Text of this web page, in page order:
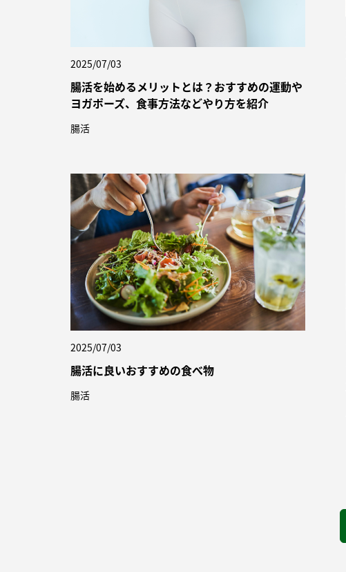
2025/07/03
腸活を始めるメリットとは？おすすめの運動や
ヨガポーズ、食事方法などやり方を紹介
腸活
2025/07/03
腸活に良いおすすめの食べ物
腸活